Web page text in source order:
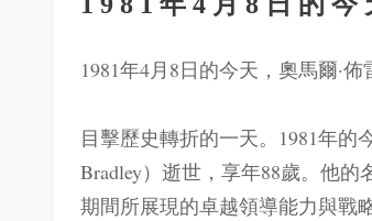
1981年4月8日的今天，奧馬爾·
目擊歷史轉折的一天。1981年的
Bradley）逝世，享年88歲。他
期間所展現的卓越領導能力與戰